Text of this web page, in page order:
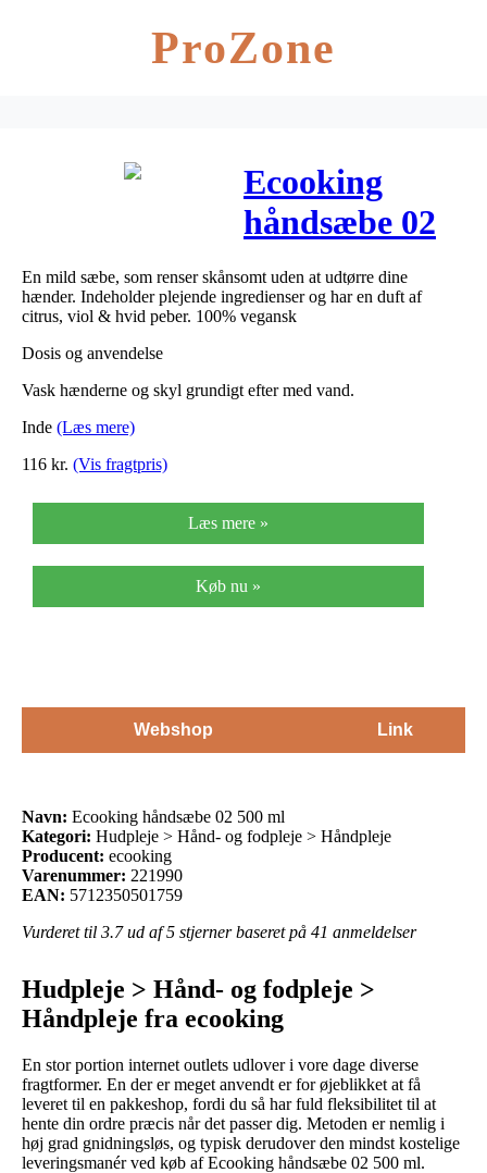
ProZone
Ecooking
håndsæbe 02
500 ml
En mild sæbe, som renser skånsomt uden at udtørre dine
hænder. Indeholder plejende ingredienser og har en duft af
citrus, viol & hvid peber. 100% vegansk
Dosis og anvendelse
Vask hænderne og skyl grundigt efter med vand.
Inde (Læs mere)
116 kr. (Vis fragtpris)
Læs mere »
Køb nu »
Webshop Link
Navn: Ecooking håndsæbe 02 500 ml
Kategori: Hudpleje > Hånd- og fodpleje > Håndpleje
Producent: ecooking
Varenummer: 221990
EAN: 5712350501759
Vurderet til 3.7ud af 5 stjerner baseret på 41 anmeldelser
Hudpleje > Hånd- og fodpleje >
Håndpleje fra ecooking
En stor portion internet outlets udlover i vore dage diverse
fragtformer. En der er meget anvendt er for øjeblikket at få
leveret til en pakkeshop, fordi du så har fuld fleksibilitet til at
hente din ordre præcis når det passer dig. Metoden er nemlig i
høj grad gnidningsløs, og typisk derudover den mindst kostelige
leveringsmanér ved køb af Ecooking håndsæbe 02 500 ml.